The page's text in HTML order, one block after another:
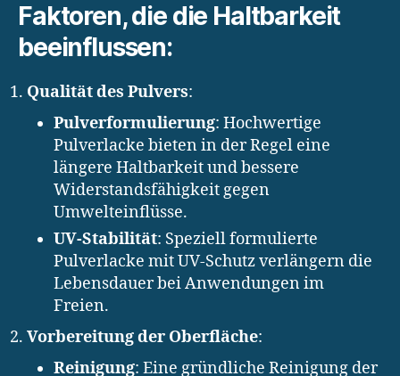
Faktoren, die die Haltbarkeit
beeinflussen:
Qualität des Pulvers:
Pulverformulierung: Hochwertige
Pulverlacke bieten in der Regel eine
längere Haltbarkeit und bessere
Widerstandsfähigkeit gegen
Umwelteinflüsse.
UV-Stabilität: Speziell formulierte
Pulverlacke mit UV-Schutz verlängern die
Lebensdauer bei Anwendungen im
Freien.
Vorbereitung der Oberfläche:
Reinigung: Eine gründliche Reinigung der